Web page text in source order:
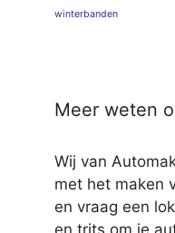
winterbanden
Meer weten
Wij van
met het maken
en vraag een